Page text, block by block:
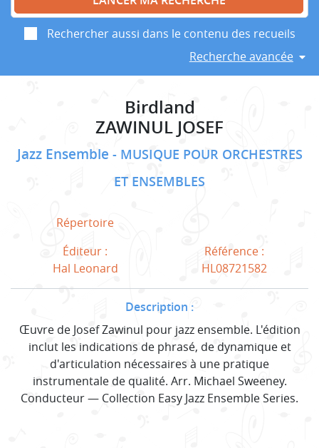
Rechercher aussi dans le contenu des recueils
Recherche avancée
Birdland
ZAWINUL JOSEF
Jazz Ensemble
MUSIQUE POUR ORCHESTRES
ET ENSEMBLES
Répertoire
Éditeur :
Hal Leonard
Référence :
HL08721582
Description :
Œuvre de Josef Zawinul pour jazz ensemble. L'édition
inclut les indications de phrasé, de dynamique et
d'articulation nécessaires à une pratique
instrumentale de qualité. Arr. Michael Sweeney.
Conducteur — Collection Easy Jazz Ensemble Series.